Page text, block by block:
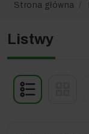
Strona główna
Listwy